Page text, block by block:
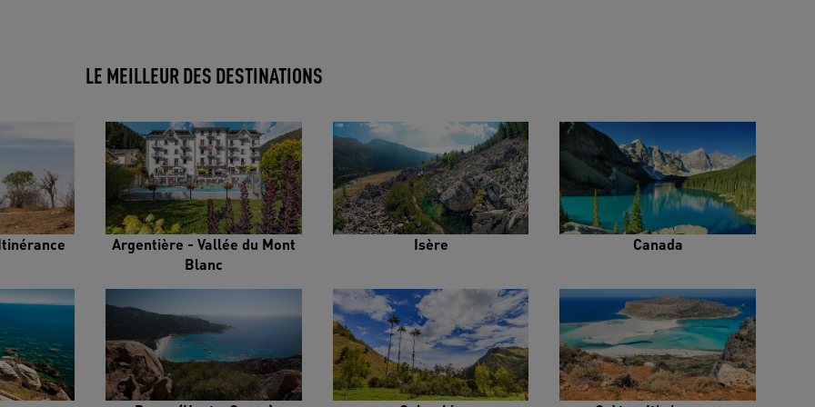
LE MEILLEUR DES DESTINATIONS
Argentière - Vallée du Mont
Blanc
Isère Canada